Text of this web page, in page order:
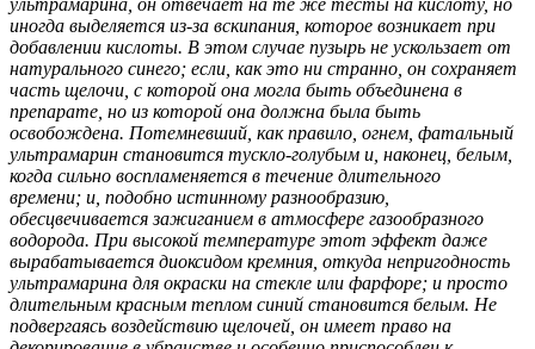
иногда выделяется из-за вскипания, которое возникает при
добавлении кислоты. В этом случае пузырь не ускользает от
натурального синего; если, как это ни странно, он сохраняет
часть щелочи, с которой она могла быть объединена в
препарате, но из которой она должна была быть
освобождена. Потемневший, как правило, огнем, фатальный
ультрамарин становится тускло-голубым и, наконец, белым,
когда сильно воспламеняется в течение длительного
времени; и, подобно истинному разнообразию,
обесцвечивается зажиганием в атмосфере газообразного
водорода. При высокой температуре этот эффект даже
вырабатывается диоксидом кремния, откуда непригодность
ультрамарина для окраски на стекле или фарфоре; и просто
длительным красным теплом синий становится белым. Не
подвергаясь воздействию щелочей, он имеет право на